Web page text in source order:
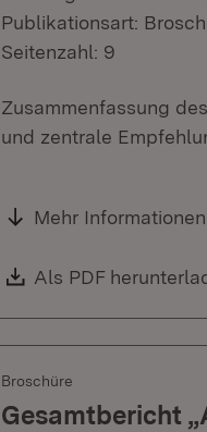
Publikationsart:
Seitenzahl: 9
Zusammenfassung
und zentrale
Mehr Informationen
Download:
Als PDF
Broschüre
Gesamtbericht